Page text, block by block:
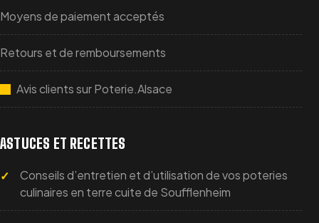
QUELLE QUANTITÉ DE FARINE FAUT-IL
UTILISER ?
Ce moule individuel est adapté à une préparation utilisant
environ100 g de farine. Les autres ingrédients doivent
être ajustés proportionnellement en fonction de la
QUELLE EST LA CONTENANCE DU MOULE ?
La contenance indicative est d’environ150 ml. Veillez à
Moyens de paiement acceptés
Retours et de remboursements
Avis clients sur Poterie.Alsace
ASTUCES ET RECETTES
Conseils d’entretien et d’utilisation de vos poteries
culinaires en terre cuite de Soufflenheim